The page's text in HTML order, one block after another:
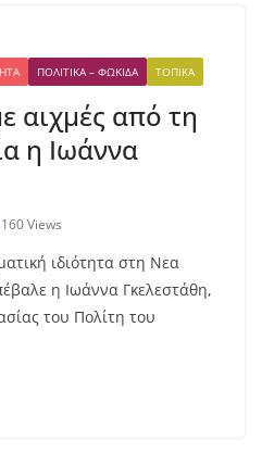
ΠΟΛΙΤΙΚΆ – ΦΩΚΊΔΑ ΤΟΠΙΚΆ
αιχμές από τη
η Ιωάννα
160 Views
ιδιότητα στη Νεα
η Ιωάννα Γκελεστάθη,
του Πολίτη του